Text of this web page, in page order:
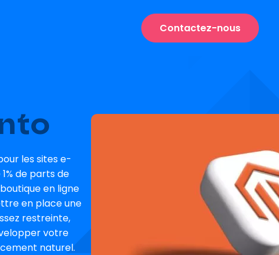
Contactez-nous
les sites e-
de parts de
en ligne
en place une
restreinte,
votre
naturel.